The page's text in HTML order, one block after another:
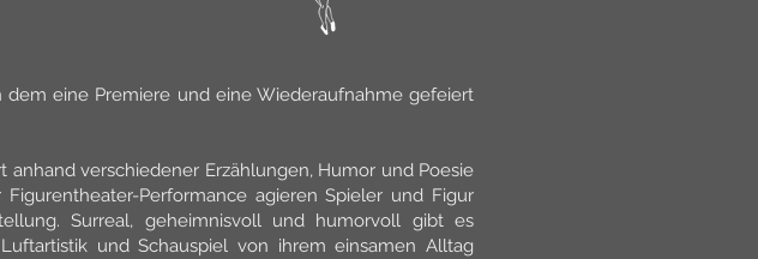
dem eine Premiere und eine Wiederaufnahme gefeiert
anhand verschiedener Erzählungen, Humor und Poesie
Performance agieren Spieler und Figur
Surreal, geheimnisvoll und humorvoll gibt es
und Schauspiel von ihrem einsamen Alltag